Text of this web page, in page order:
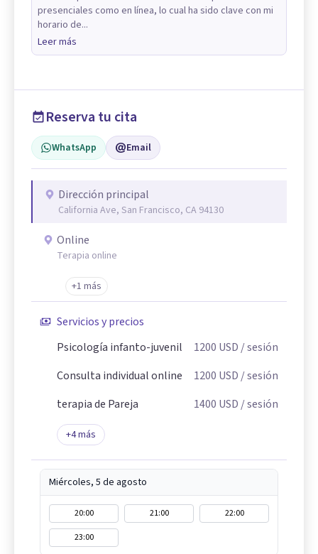
presenciales como en línea, lo cual ha sido clave con mi
horario de...
Leer más
Reserva tu cita
WhatsApp Email
Dirección principal
California Ave, San Francisco, CA 94130
Online
Terapia online
+1 más
Servicios y precios
Psicología infanto-juvenil
1200 USD/ sesión
Consulta individual online
1200 USD/ sesión
terapia de Pareja
1400 USD/ sesión
+4más
Miércoles, 5 de agosto
20:00 21:00
22:00
23:00